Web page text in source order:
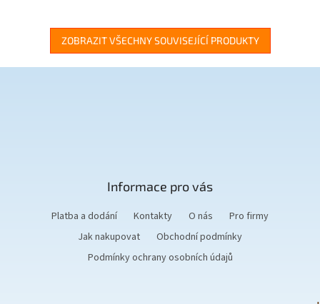
ZOBRAZIT VŠECHNY SOUVISEJÍCÍ PRODUKTY
Informace pro vás
Platba a dodání Kontakty O nás
Pro firmy
Jak nakupovat
Obchodní podmínky
Podmínky ochrany osobních údajů